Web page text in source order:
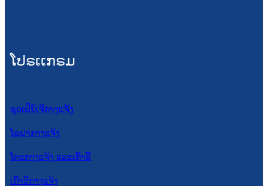
ໂປຣເເກຣມ
ຊຸດເຟີນິເຈີກາງແຈ້ງ
ໂຊຟາກາງແຈ້ງ
ໂຕະກາງແຈ້ງ ແລະເກົ້າອີ້
ເກົ້າອີ້ກາງແຈ້ງ